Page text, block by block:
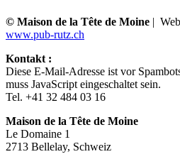
© Maison de la Tête de Moine |
www.pub-rutz.ch
Kontakt :
Diese E-Mail-Adresse ist vor
muss JavaScript eingeschaltet sein.
Tel. +41 32 484 03 16
Maison de la Tête de Moine
Le Domaine 1
2713 Bellelay, Schweiz